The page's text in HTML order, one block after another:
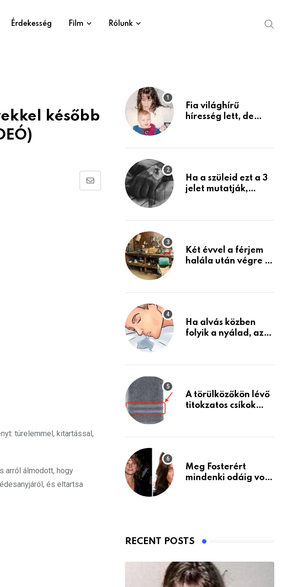
Érdekesség Film Rólunk
később
Share
türelemmel, kitartással,
arról álmodott, hogy
és eltartsa
Fia világhírű
híresség lett, de
mint azt el tudnád
Ha a szüleid ezt a 3
jelet mutatják,
Készülj fel arra, ami
Két évvel a férjem
halála után végre át
holmiját – amit
életemet
Ha alvás közben
folyik a nyálad, az
A törülközőkön lévő
titokzatos csíkok
Meg Fosterért
mindenki odáig volt
RECENT POSTS